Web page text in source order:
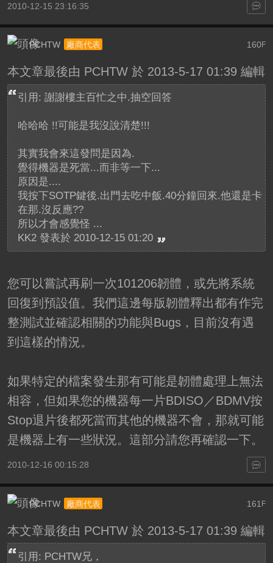
2010-12-15 23:16:35
160F
PCHTW 廠商代表
本文章最後由 PCHTW 於 2013-5-17 01:39 編輯
引用: 謝謝樓主百忙之中.抽空回答
哈哈哈 !!可能是我沒說清楚!!!
其實我會來這發問是因為.
覺得機器是死當...而非等一下...
原因是....
我按下SOTP鍵後.出門去吃中飯.40分鐘回來.他還是卡
在那.沒反應??
所以才會感覺怪 ...
KK2 發表於 2010-12-15 01:20
您可以嘗試再刷一次101206韌體，或先將系統
回復到預設值。我們這邊每版韌體釋出都有作完
整測試並確認相關的功能與Bugs，目前沒有遇
到這樣的情況。
如果特定的檔案發生那有可能是韌體處理上無法
相容，但如果您的機器每一片BDISO／BDMV按
Stop退片後都死當而其他的機器不會，那就可能
是機器上有一些狀況。這部分請您再確認一下。
2010-12-16 00:15:28
161 F
PCHTW 廠商代表
本文章最後由 PCHTW 於 2013-5-17 01:39 編輯
引用: PCHTW兄，